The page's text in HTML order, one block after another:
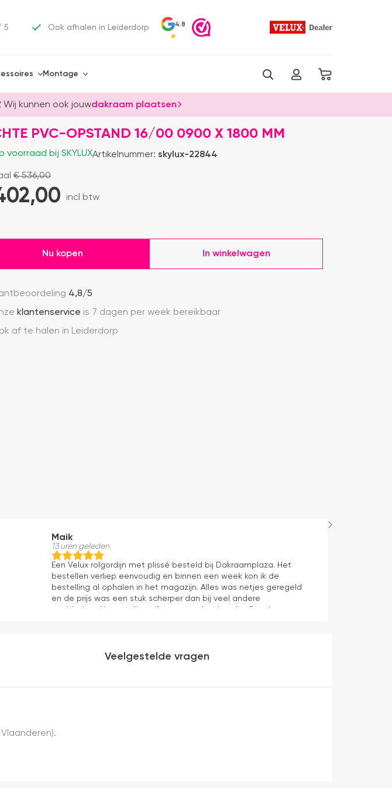
5 Ook afhalen in Leiderdorp 4.8
Montage
Wij kunnen ook jouwdakraam plaatsen
PVC-OPSTAND 16/00 0900 X 1800 MM
voorraad bij SKYLUXArtikelnummer: skylux-22844
€536,00
incl btw
Nu kopen In winkelwagen
4,8/5
klantenservice is 7 dagen per week bereikbaar
af te halen in Leiderdorp
Maik
13 uren geleden
Een Velux rolgordijn met plissé besteld bij Dakraamplaza. Het
bestellen verliep eenvoudig en binnen een week kon ik de
bestelling al ophalen in het magazijn. Alles was netjes geregeld
en de prijs was een stuk scherper dan bij veel andere
Veelgestelde vragen